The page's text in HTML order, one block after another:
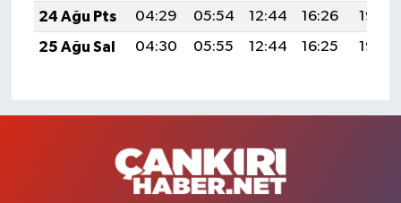
24 Ağu Pts
04:29 05:54 12:44 16:26
19:25
25 Ağu Sal
04:30 05:55 12:44 16:25 19:23